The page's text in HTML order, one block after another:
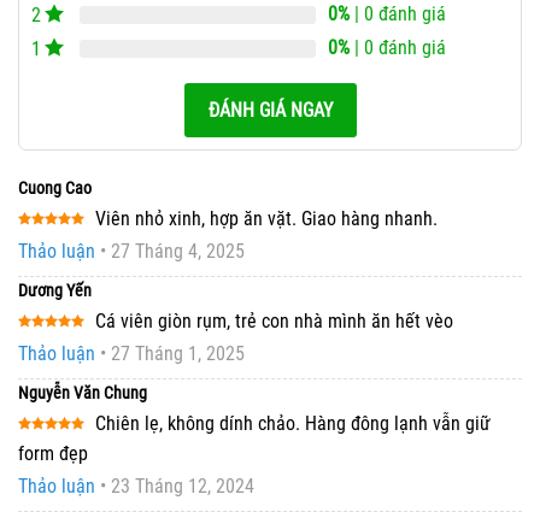
2
0% | 0 đánh giá
1
0% | 0 đánh giá
ĐÁNH GIÁ NGAY
Cuong Cao
hạng5
Viên nhỏ xinh, hợp ăn vặt. Giao hàng nhanh.
Thảo luận • 27 Tháng 4, 2025
Dương Yến
hạng5
Cá viên giòn rụm, trẻ con nhà mình ăn hết vèo
Thảo luận • 27 Tháng 1, 2025
Nguyễn Văn Chung
Được xếp
hạng
55
Chiên lẹ, không dính chảo. Hàng đông lạnh vẫn giữ
form đẹp
Thảo luận • 23 Tháng 12, 2024